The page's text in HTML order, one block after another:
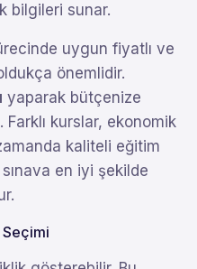
bilgileri sunar.
uygun fiyatlı ve
önemlidir.
yaparak bütçenize
kurslar, ekonomik
kaliteli eğitim
en iyi şekilde
Seçimi